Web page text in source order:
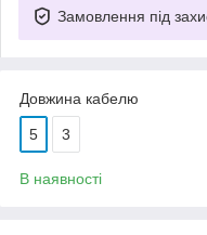
Замовлення під
Довжина кабелю
5 3
В наявності